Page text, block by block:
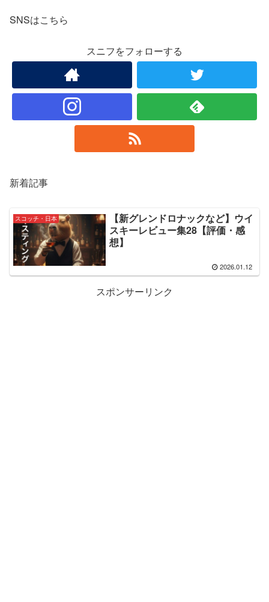
SNSはこちら
スニフをフォローする
新着記事
スコッチ・日本
【新グレンドロナックなど】ウイ
スキーレビュー集28【評価・感
想】
2026.01.12
スポンサーリンク